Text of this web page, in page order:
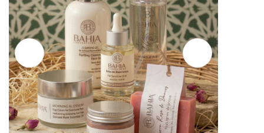
Catégories de soins du visage
Catégories de soins du Corps